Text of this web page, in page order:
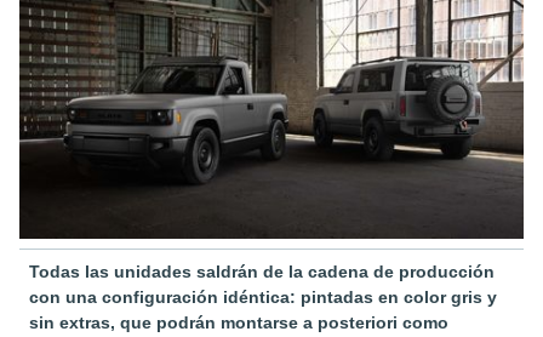
Todas las unidades saldrán de la cadena de producción
con una configuración idéntica: pintadas en color gris y
sin extras, que podrán montarse a posteriori como